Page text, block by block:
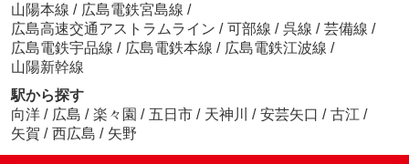
山陽本線 / 広島電鉄宮島線 /
広島高速交通アストラムライン / 可部線 / 呉線 / 芸備線 /
広島電鉄宇品線 / 広島電鉄本線 / 広島電鉄江波線 /
山陽新幹線
駅から探す
向洋 / 広島 / 楽々園 / 五日市 / 天神川 / 安芸矢口 / 古江 /
矢賀 / 西広島 / 矢野